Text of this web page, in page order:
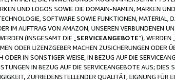
UND LOGOS SOWIE DIE DOMAIN-NAMEN, MARKEN
SOFTWARE SOWIE FUNKTIONEN, MATERIAL,
IM AUFTRAG VON AMAZON, UNSEREN VERBUNDENEN
(INSGESAMT DIE „ SERVICEANGEBOTE“), WERDEN
ODER LIZENZGEBER MACHEN ZUSICHERUNGEN ODER
ODER IN SONSTIGER WEISE, IN BEZUG AUF DIE
IN BEZUG AUF DIE SERVICEANGEBOTE AUS;
ZUFRIEDENSTELLENDER QUALITÄT, EIGNUNG